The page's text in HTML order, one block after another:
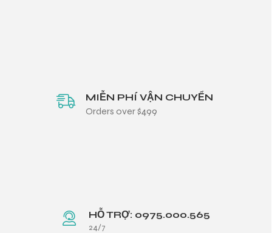
MIỄN PHÍ VẬN CHUYỂN
Orders over $499
HỖ TRỢ: 0975.000.565
24/7